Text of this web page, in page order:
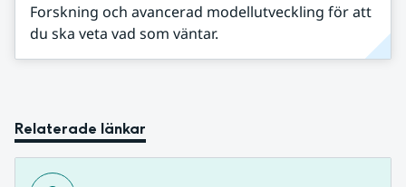
Forskning och avancerad modellutveckling för att
du ska veta vad som väntar.
Relaterade länkar